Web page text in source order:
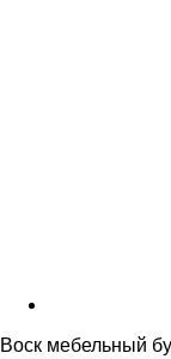
Воск мебельный